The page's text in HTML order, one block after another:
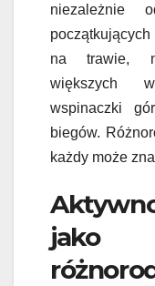
niezależnie
na trawie,
większych
wspinaczki
biegów.
każdy może
jako